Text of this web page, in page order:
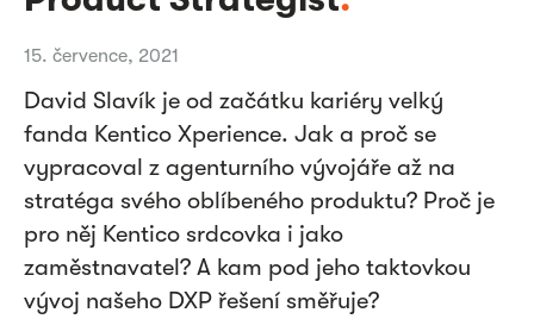
15. července, 2021
David Slavík je od začátku kariéry velký
fanda Kentico Xperience. Jak a proč se
vypracoval z agenturního vývojáře až na
stratéga svého oblíbeného produktu? Proč je
pro něj Kentico srdcovka i jako
zaměstnavatel? A kam pod jeho taktovkou
vývoj našeho DXP řešení směřuje?